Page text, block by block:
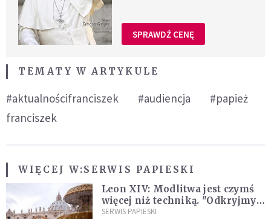
SPRAWDŹ CENĘ
TEMATY W ARTYKULE
#aktualnościfranciszek #audiencja
#papież
franciszek
WIĘCEJ W:SERWIS PAPIESKI
Leon XIV: Modlitwa jest czymś
więcej niż techniką. "Odkryjmy
ją na nowo"
SERWIS PAPIESKI